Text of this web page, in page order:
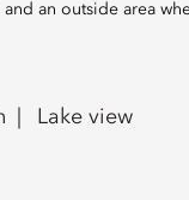
an outside area
Lake view